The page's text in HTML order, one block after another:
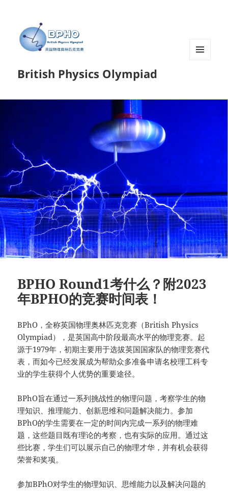
British Physics Olympiad
BPHO Round1考什么？附2023
年BPHO的竞赛时间表！
BPhO，全称英国物理奥林匹克竞赛（British Physics
Olympiad），是英国高中阶段最高水平的物理竞赛。起
源于1979年，初期主要用于选拔英国国家队的物理竞赛代
表，而如今已经发展成为帮助众多准备申请名校理工科专
业的学生获得个人优势的重要途径。
BPhO旨在通过一系列挑战性的物理问题，考察学生的物
理知识、推理能力、创新思维和问题解决能力。参加
BPhO的学生需要在一定的时间内完成一系列的物理难
题，这些题目既有理论的考察，也有实际的应用。通过这
些比赛，学生们可以展示自己的物理才华，并有机会获得
荣誉和奖项。
参加BPhO对学生的物理知识、思维能力以及解决问题的